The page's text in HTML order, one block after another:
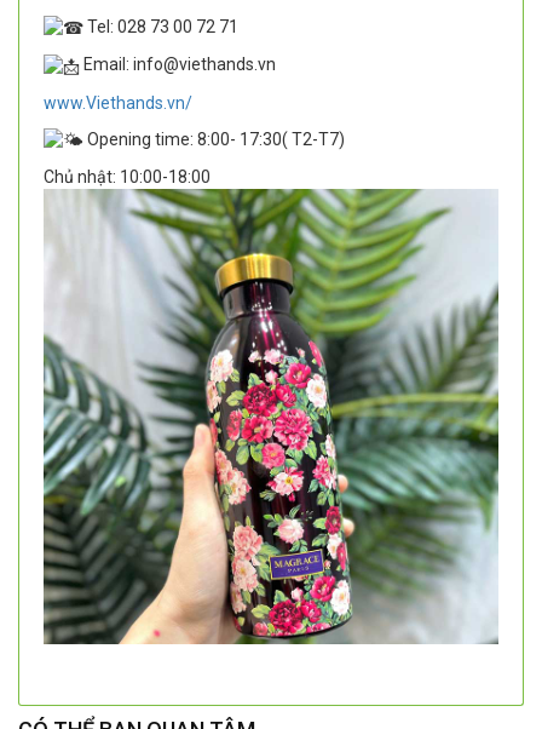
Tel: 028 73 00 72 71
Email: info@viethands.vn
www.Viethands.vn/
Opening time: 8:00- 17:30( T2-T7)
Chủ nhật: 10:00-18:00